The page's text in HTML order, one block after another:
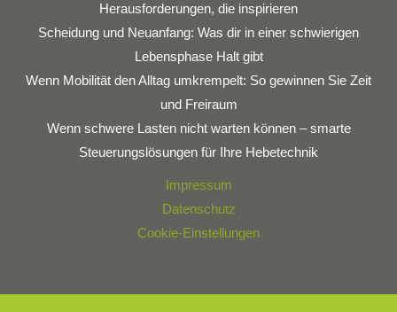
Herausforderungen, die inspirieren
Scheidung und Neuanfang: Was dir in einer schwierigen
Lebensphase Halt gibt
Wenn Mobilität den Alltag umkrempelt: So gewinnen Sie Zeit
und Freiraum
Wenn schwere Lasten nicht warten können – smarte
Steuerungslösungen für Ihre Hebetechnik
Impressum
Datenschutz
Cookie-Einstellungen